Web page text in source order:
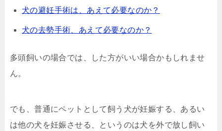
犬の避妊手術は、あえて必要なのか？
犬の去勢手術、あえて必要なのか？
多頭飼いの場合では、した方がいい場合かもしれませ
ん。
でも、普通にペットとして飼う犬が妊娠する、あるい
は他の犬を妊娠させる、というのは犬を外で放し飼い